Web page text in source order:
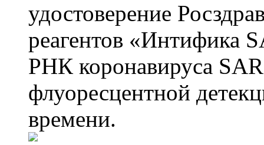
удостоверение
реагентов «Интифика
РНК коронавируса
флуоресцентной
времени.